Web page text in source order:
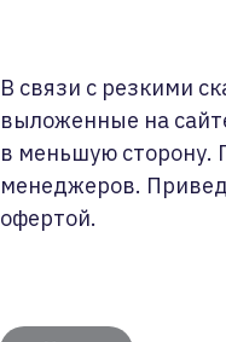
В связи с резкими
выложенные на
в меньшую сторону.
менеджеров.
офертой.